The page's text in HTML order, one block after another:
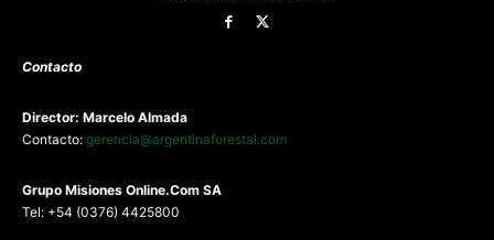
Contacto
Director: Marcelo Almada
Contacto: gerencia@argentinaforestal.com
Grupo Misiones Online.Com SA
Tel: +54 (0376) 4425800